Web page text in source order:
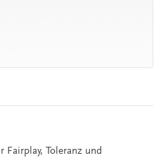
Toleranz und